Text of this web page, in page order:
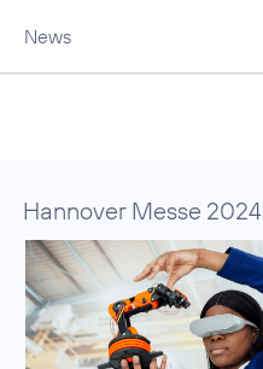
News
Hannover Messe 2024